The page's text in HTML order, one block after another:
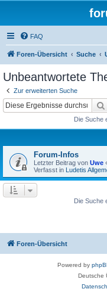
FAQ
Foren-Übersicht Suche
Unbeantwortete
Zur erweiterten Suche
Die Suche
Forum-Infos
Letzter Beitrag von Uwe
Verfasst in Ludetis
Die Suche
Foren-Übersicht
Powered by
Deutsche